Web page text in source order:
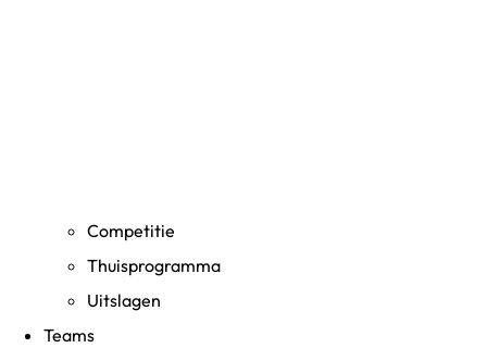
Competitie
Thuisprogramma
Uitslagen
Teams